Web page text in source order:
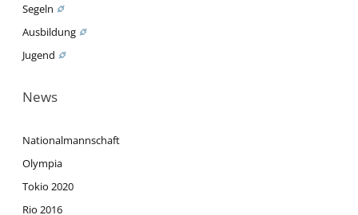
Segeln
Ausbildung
Jugend
News
Nationalmannschaft
Olympia
Tokio 2020
Rio 2016